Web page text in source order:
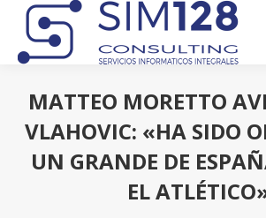
MATTEO MORETTO
VLAHOVIC: «HA SIDO
UN GRANDE DE
EL